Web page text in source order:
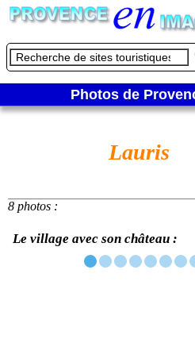
Photos de
Lauris
8 photos :
Le village avec son château :